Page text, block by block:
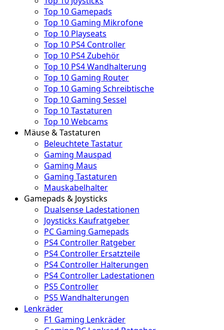
Top 10 Gamepads
Top 10 Gaming Mikrofone
Top 10 Playseats
Top 10 PS4 Controller
Top 10 PS4 Zubehör
Top 10 PS4 Wandhalterung
Top 10 Gaming Router
Top 10 Gaming Schreibtische
Top 10 Gaming Sessel
Top 10 Tastaturen
Top 10 Webcams
Mäuse & Tastaturen
Beleuchtete Tastatur
Gaming Mauspad
Gaming Maus
Gaming Tastaturen
Mauskabelhalter
Gamepads & Joysticks
Dualsense Ladestationen
Joysticks Kaufratgeber
PC Gaming Gamepads
PS4 Controller Ratgeber
PS4 Controller Ersatzteile
PS4 Controller Halterungen
PS4 Controller Ladestationen
PS5 Controller
PS5 Wandhalterungen
Lenkräder
F1 Gaming Lenkräder